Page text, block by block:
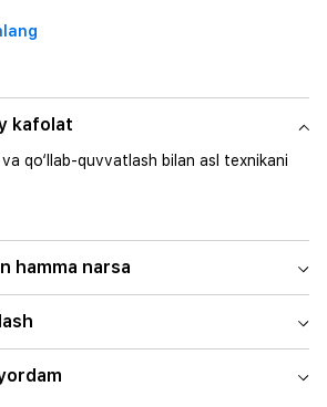
kafolat
qo‘llab-quvvatlash bilan asl texnikani
hamma narsa